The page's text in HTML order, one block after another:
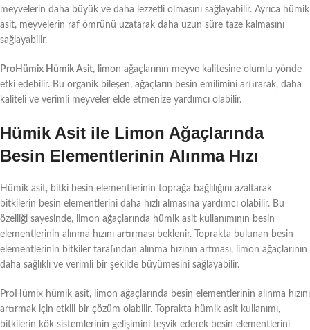
meyvelerin daha büyük ve daha lezzetli olmasını sağlayabilir. Ayrıca hümik
asit, meyvelerin raf ömrünü uzatarak daha uzun süre taze kalmasını
sağlayabilir.
ProHümix Hümik Asit, limon ağaçlarının meyve kalitesine olumlu yönde
etki edebilir. Bu organik bileşen, ağaçların besin emilimini artırarak, daha
kaliteli ve verimli meyveler elde etmenize yardımcı olabilir.
Hümik Asit ile Limon Ağaçlarında
Besin Elementlerinin Alınma Hızı
Hümik asit, bitki besin elementlerinin toprağa bağlılığını azaltarak
bitkilerin besin elementlerini daha hızlı almasına yardımcı olabilir. Bu
özelliği sayesinde, limon ağaçlarında hümik asit kullanımının besin
elementlerinin alınma hızını artırması beklenir. Toprakta bulunan besin
elementlerinin bitkiler tarafından alınma hızının artması, limon ağaçlarının
daha sağlıklı ve verimli bir şekilde büyümesini sağlayabilir.
ProHümix hümik asit, limon ağaçlarında besin elementlerinin alınma hızını
artırmak için etkili bir çözüm olabilir. Toprakta hümik asit kullanımı,
bitkilerin kök sistemlerinin gelişimini teşvik ederek besin elementlerini